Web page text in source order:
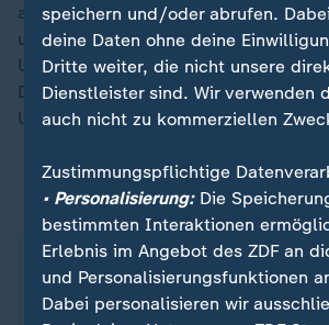
abzusichern. Insbesondere
und Großbritannien sollten
Ukraine entsenden, sagte er dem
Den Einsatz von amerikanischen
Ukraine schloss Trump aus.
Wolfgang Ischinger ...
speichern und/oder abrufen.
deine Daten ohne deine
Dritte weiter, die nicht unsere
Dienstleister sind. Wir verwenden
auch nicht zu kommerziellen
Zustimmungspflichtige
• Personalisierung:Die
bestimmten Interaktionen
Erlebnis im Angebot des ZDF an
und Personalisierungsfunktionen
Dabei personalisieren wir